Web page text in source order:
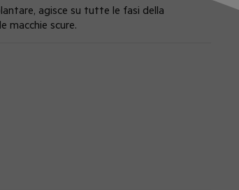
agisce su tutte le fasi della
macchie scure.